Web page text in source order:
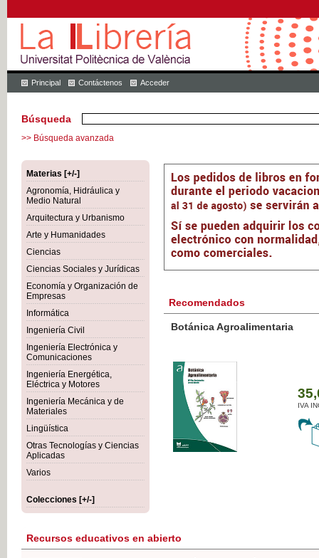
Principal Contáctenos Acceder
Búsqueda
>> Búsqueda avanzada
Materias [+/-]
Agronomía, Hidráulica y
Medio Natural
Arquitectura y Urbanismo
Arte y Humanidades
Ciencias
Ciencias Sociales y Jurídicas
Economía y Organización de
Empresas
Informática
Ingeniería Civil
Ingeniería Electrónica y
Comunicaciones
Ingeniería Energética,
Eléctrica y Motores
Ingeniería Mecánica y de
Materiales
Lingüística
Otras Tecnologías y Ciencias
Aplicadas
Varios
Colecciones [+/-]
Recomendados
Botánica Agroalimentaria
IVA
Recursos educativos en abierto